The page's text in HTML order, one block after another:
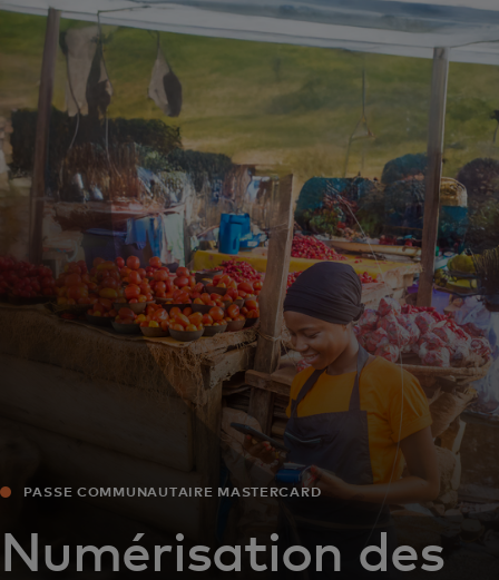
Pour vous
Pour les professionnels
Pour le monde
Pour les innovateurs
Actualités et tendances
PASSE COMMUNAUTAIRE MASTERCARD
Numérisation des